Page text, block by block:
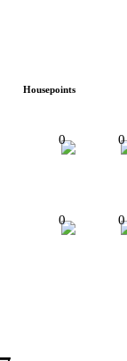
Housepoints
0 0
0 0